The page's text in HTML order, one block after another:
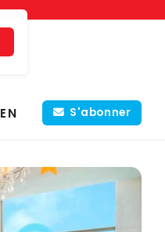
EN S'abonner